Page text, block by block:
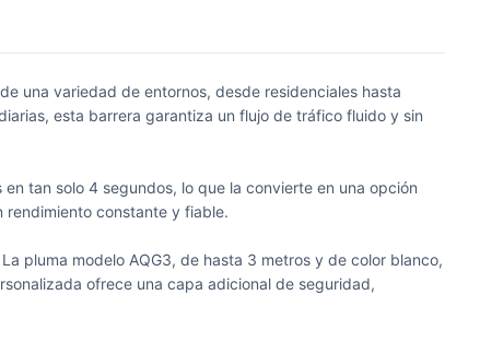
una variedad de entornos, desde residenciales hasta
esta barrera garantiza un flujo de tráfico fluido y sin
tan solo 4 segundos, lo que la convierte en una opción
rendimiento constante y fiable.
pluma modelo AQG3, de hasta 3 metros y de color blanco,
ofrece una capa adicional de seguridad,